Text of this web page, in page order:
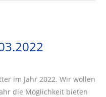
im Jahr 2022. Wir wollen
die Möglichkeit bieten